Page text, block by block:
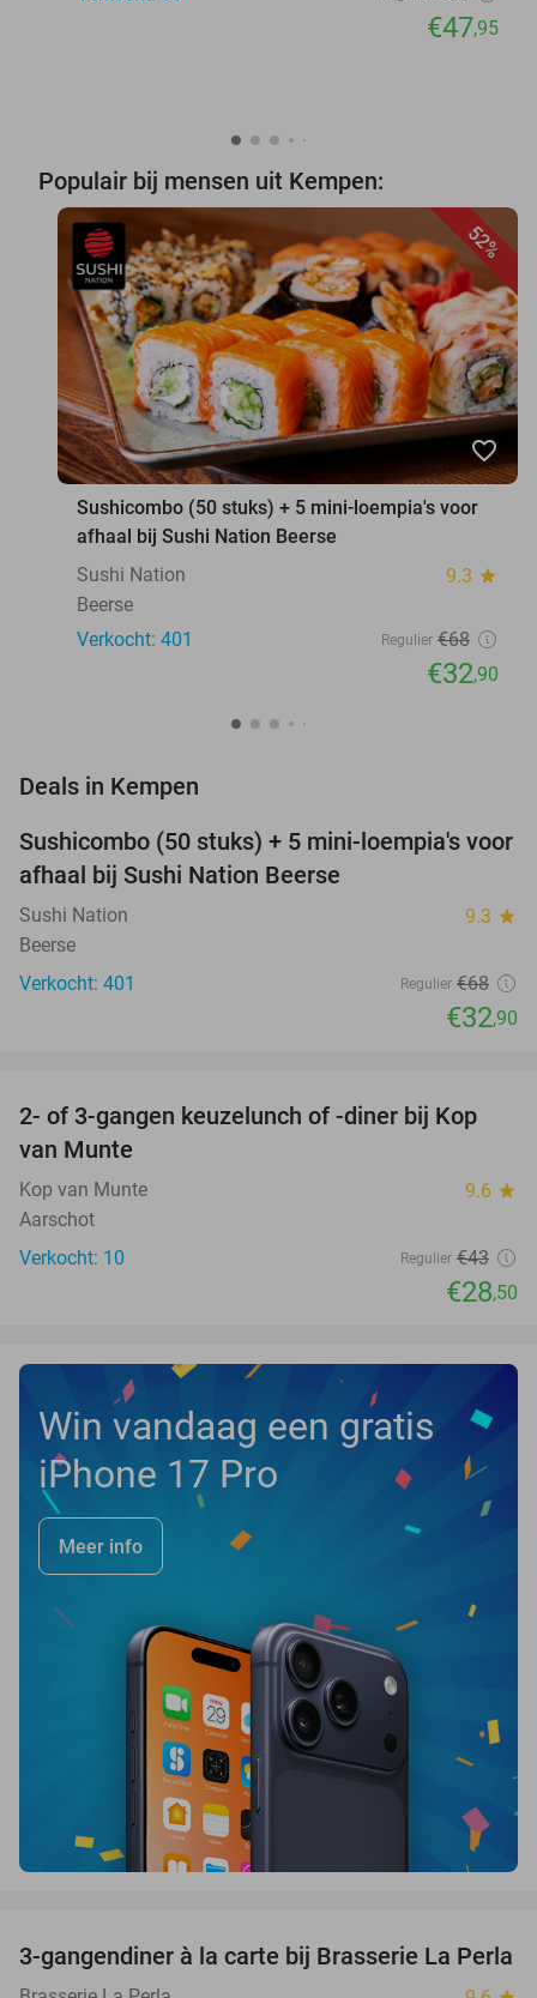
€47,95
Populair bij mensen uit Kempen:
52%
favorite_border
Sushicombo (50 stuks) + 5 mini-loempia's voor
afhaal bij Sushi Nation Beerse
Sushi Nation
9.3 star
Beerse
Verkocht: 401
Regulier €68
€32,90
Deals in Kempen
52%
Sushicombo (50 stuks) + 5 mini-loempia's voor
afhaal bij Sushi Nation Beerse
Sushi Nation 9.3 star
Beerse
Verkocht: 401
Regulier €68
€32,90
34%
TODAY
2- of 3-gangen keuzelunch of -diner bij Kop
van Munte
Kop van Munte 9.6 star
Aarschot
Verkocht: 10
Regulier €43
€28,50
Win vandaag een gratis
iPhone 17 Pro
Meer info
47%
3-gangendiner à la carte bij Brasserie La Perla